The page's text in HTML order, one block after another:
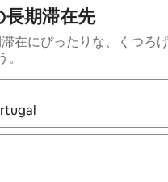
期滞在先
在にぴったりな、くつろ
れたら、上下の矢印キーを使